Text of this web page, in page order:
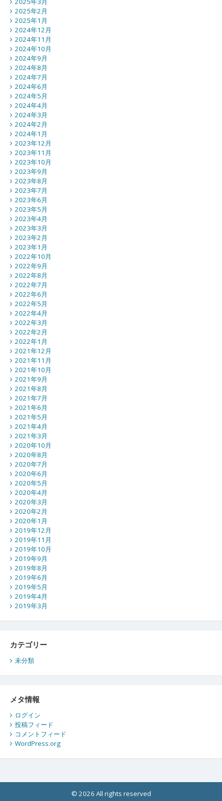
2025年2月
2025年1月
2024年12月
2024年11月
2024年10月
2024年9月
2024年8月
2024年7月
2024年6月
2024年5月
2024年4月
2024年3月
2024年2月
2024年1月
2023年12月
2023年11月
2023年10月
2023年9月
2023年8月
2023年7月
2023年6月
2023年5月
2023年4月
2023年3月
2023年2月
2023年1月
2022年10月
2022年9月
2022年8月
2022年7月
2022年6月
2022年5月
2022年4月
2022年3月
2022年2月
2022年1月
2021年12月
2021年11月
2021年10月
2021年9月
2021年8月
2021年7月
2021年6月
2021年5月
2021年4月
2021年3月
2020年10月
2020年8月
2020年7月
2020年6月
2020年5月
2020年4月
2020年3月
2020年2月
2020年1月
2019年12月
2019年11月
2019年10月
2019年9月
2019年8月
2019年6月
2019年5月
2019年4月
2019年3月
カテゴリー
未分類
メタ情報
ログイン
投稿フィード
コメントフィード
WordPress.org
© 2026 All rights reserved